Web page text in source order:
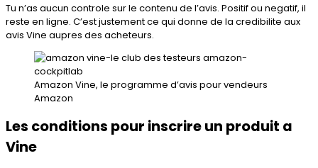
Tu n’as aucun controle sur le contenu de l’avis. Positif ou negatif, il
reste en ligne. C’est justement ce qui donne de la credibilite aux
avis Vine aupres des acheteurs.
Amazon Vine, le programme d’avis pour vendeurs
Amazon
Les conditions pour inscrire un produit a
Vine